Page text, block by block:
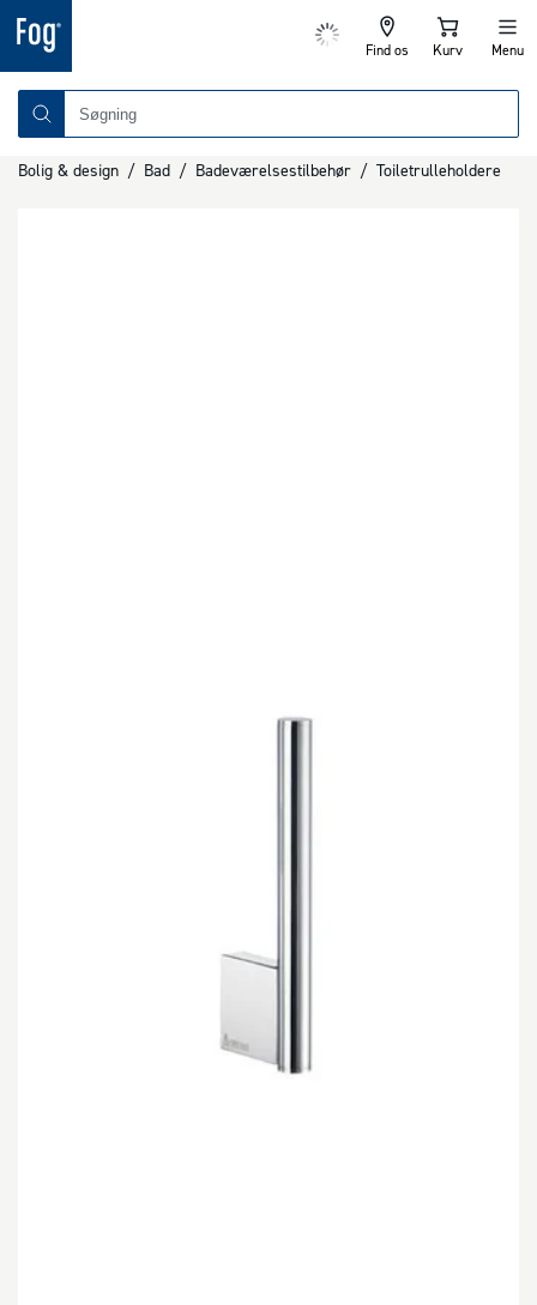
Find os Kurv Menu
Bolig & design / Bad / Badeværelsestilbehør / Toiletrulleholdere